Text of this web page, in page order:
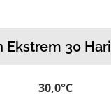
Ekstrem 30 Hari
30,0°C